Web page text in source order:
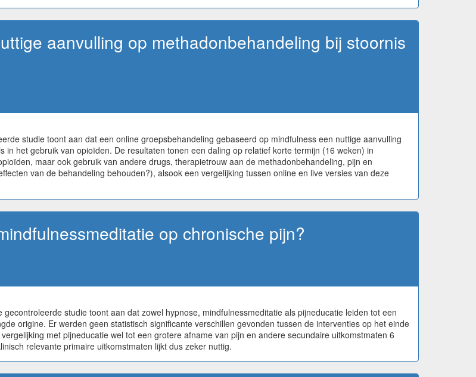
aanvulling op methadonbehandeling bij stoornis
studie toont aan dat een online groepsbehandeling gebaseerd op mindfulness een nuttige aanvulling
het gebruik van opioïden. De resultaten tonen een daling op relatief korte termijn (16 weken) in
maar ook gebruik van andere drugs, therapietrouw aan de methadonbehandeling, pijn en
van de behandeling behouden?), alsook een vergelijking tussen online en live versies van deze
op chronische pijn?
studie toont aan dat zowel hypnose, mindfulnessmeditatie als pijneducatie leiden tot een
origine. Er werden geen statistisch significante verschillen gevonden tussen de interventies op het einde
met pijneducatie wel tot een grotere afname van pijn en andere secundaire uitkomstmaten 6
relevante primaire uitkomstmaten lijkt dus zeker nuttig.